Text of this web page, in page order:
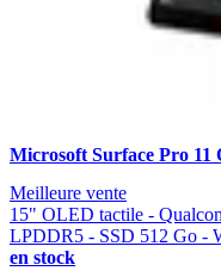
Microsoft Surface Pro
Meilleure vente
15" OLED tactile -
LPDDR5 - SSD 512 Go -
en stock